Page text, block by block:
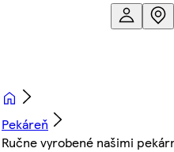
Pekáreň
Ručne vyrobené našimi